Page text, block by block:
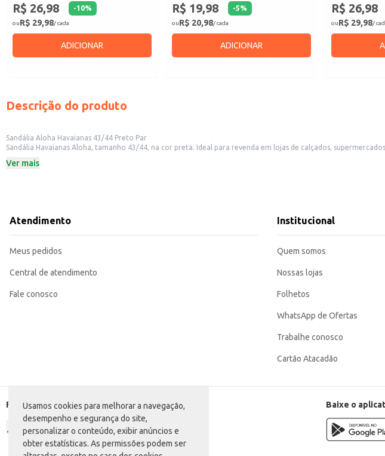
Usamos cookies para melhorar a navegação,
desempenho e segurança do site,
personalizar o conteúdo, exibir anúncios e
obter estatísticas. As permissões podem ser
R$ 26,98 -10%
ouR$ 29,98/ cada
ADICIONAR
R$ 19,98 -5%
ouR$ 20,98/ cada
ADICIONAR
R$ 26,98
ouR$ 29,98/
Descrição do produto
Sandália Aloha Havaianas 43/44 Preto Par
Sandália Havaianas Aloha, tamanho 43/44, na cor preta. Ideal para revenda em lojas de calçados,
Modelo: Aloha
Perfeita para o dia a dia, em casa ou em atividades ao ar livre.
Recomendada para revenda em lojas de diversos segmentos.
Ver mais
Atendimento
Meus pedidos
Central de atendimento
Fale conosco
Institucional
Quem somos
Nossas lojas
Folhetos
WhatsApp de Ofertas
Trabalhe conosco
Cartão Atacadão
Formas de pagamento Baixe o